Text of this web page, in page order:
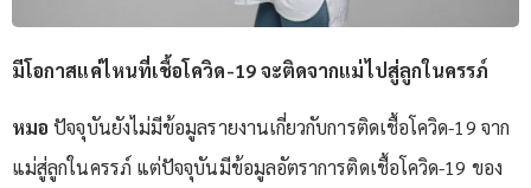
มีโอกาสแค่ไหนที่เชื้อโควิด-19 จะติดจากแม่ไปสู่ลูกในครรภ์
หมอปัจจุบันยังไม่มีข้อมูลรายงานเกี่ยวกับการติดเชื้อโควิด-19 จาก
แม่สู่ลูกในครรภ์ แต่ปัจจุบันมีข้อมูลอัตราการติดเชื้อโควิด-19 ของ